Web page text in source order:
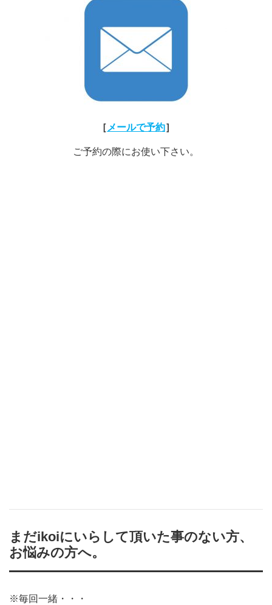
［ メールで予約］
ご予約の際にお使い下さい。
まだikoiにいらして頂いた事のない方、
お悩みの方へ。
※毎回一緒・・・